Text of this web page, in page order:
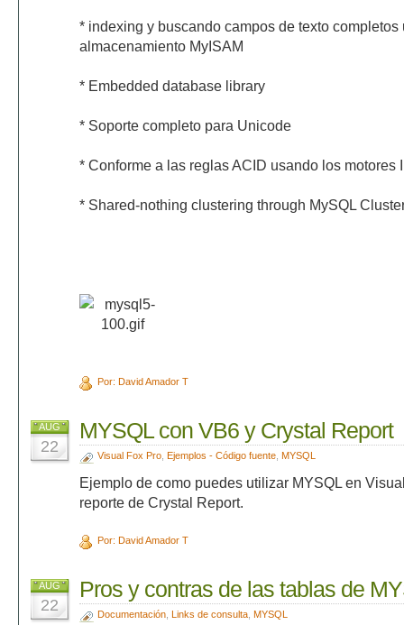
* indexing y buscando campos de texto completos
almacenamiento MyISAM
* Embedded database library
* Soporte completo para Unicode
* Conforme a las reglas ACID usando los motores
* Shared-nothing clustering through MySQL
Por: David Amador T
AUG
22
MYSQL con VB6 y Crystal Report
Visual Fox Pro, Ejemplos - Código fuente, MYSQL
Ejemplo de como puedes utilizar MYSQL en
reporte de Crystal Report.
Por: David Amador T
AUG
22
Pros y contras de las tablas de
Documentación, Links de consulta, MYSQL